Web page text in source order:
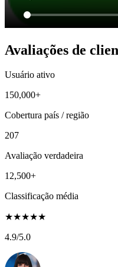
Avaliações de
Usuário ativo
150,000+
Cobertura país / região
207
Avaliação verdadeira
12,500+
Classificação média
★★★★★
4.9/5.0